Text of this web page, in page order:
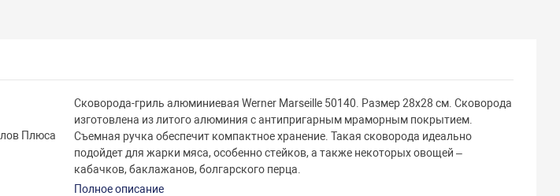
Плюса
Сковорода-гриль алюминиевая Werner Marseille 50140. Размер 28х28 см. Сковорода
изготовлена из литого алюминия с антипригарным мраморным покрытием.
Съемная ручка обеспечит компактное хранение. Такая сковорода идеально
подойдет для жарки мяса, особенно стейков, а также некоторых овощей –
кабачков, баклажанов, болгарского перца.
Полное описание